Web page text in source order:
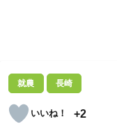
就農 長崎
+2